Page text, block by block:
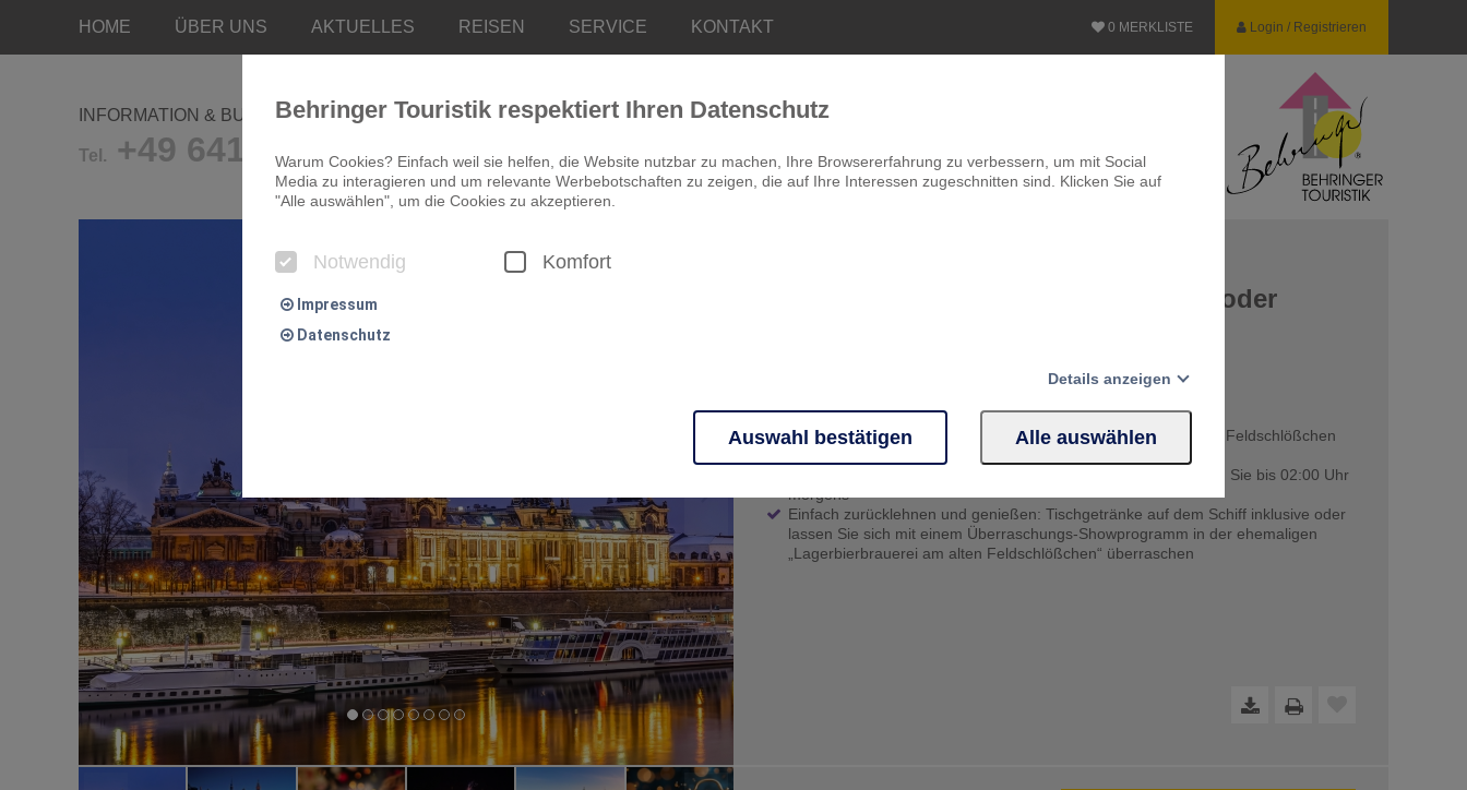
HOME ÜBER UNS AKTUELLES REISEN SERVICE KONTAKT Login / Registrieren
0 MERKLISTE
INFORMATION & BUCHUNG
Tel. +49 641/9681-0
Silvester in Dresden - Mit Volldampf oder
Feiern Sie ins neue Jahr 2027 zu Wasser, auf der Elbe oder im Feldschlößchen
Lassen Sie die Elbschlösser an sich vorüberziehen oder tanzen Sie bis 02:00 Uhr
morgens
Einfach zurücklehnen und genießen: Tischgetränke auf dem Schiff inklusive oder
lassen Sie sich mit einem Überraschungs-Showprogramm in der ehemaligen
„Lagerbierbrauerei am alten Feldschlößchen“ überraschen
Behringer Touristik respektiert Ihren Datenschutz
Warum Cookies? Einfach weil sie helfen, die Website nutzbar zu machen, Ihre Browsererfahrung zu verbessern, um mit Social
Media zu interagieren und um relevante Werbebotschaften zu zeigen, die auf Ihre Interessen zugeschnitten sind. Klicken Sie auf
"Alle auswählen", um die Cookies zu akzeptieren.
Notwendig Komfort
Impressum
Datenschutz
Details anzeigen
Essentielle Cookies ermöglichen grundlegende Funktionen und sind für die einwandfreie Funktion der Website erforderlich.
Diese Cookies ermöglichen die Interaktion mit Facebook und Google Maps. Sie werden für die einwandfreie Funktion der Website
nicht benötigt.
Auswahl bestätigen Alle auswählen